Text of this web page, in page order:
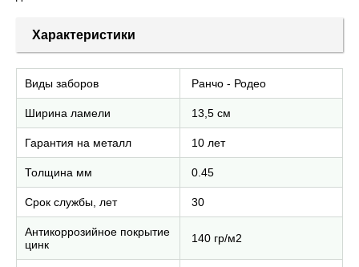
Характеристики
Виды заборов Ранчо - Родео
Ширина ламели 13,5 см
Гарантия на металл 10 лет
Толщина мм 0.45
Срок службы, лет 30
Антикоррозийное покрытие
цинк
140 гр/м2